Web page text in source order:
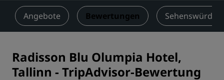
Angebote Bewertungen
Radisson Blu Olumpia Hotel,
Tallinn - TripAdvisor-Bewertung